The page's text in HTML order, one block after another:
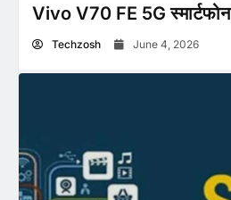
Vivo V70 FE 5G स्मार्टफोन
Techzosh June 4, 2026